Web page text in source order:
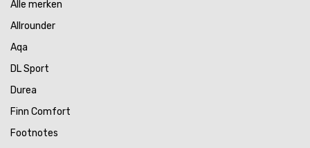
Alle merken
Allrounder
Aqa
DL Sport
Durea
Finn Comfort
Footnotes